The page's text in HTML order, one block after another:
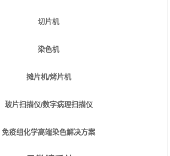
切片机
染色机
摊片机/烤片机
玻片扫描仪/数字病理扫描仪
免疫组化学高端染色解决方案